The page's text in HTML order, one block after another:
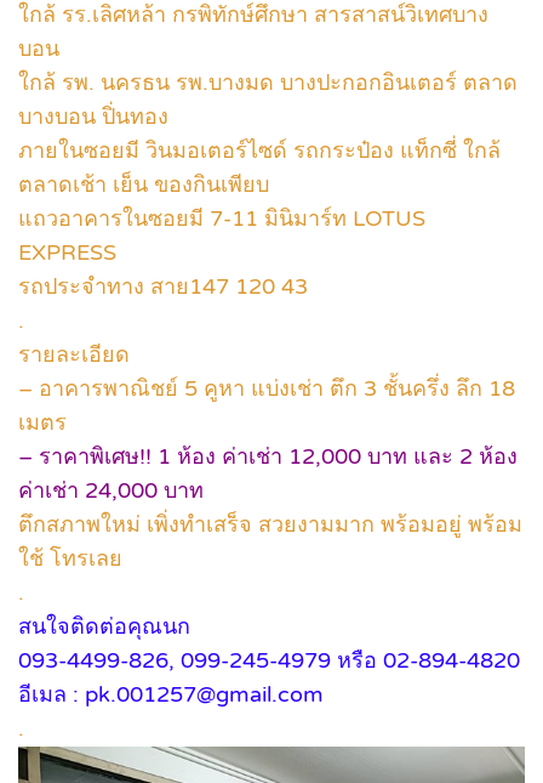
ใกล้ รร.เลิศหล้า กรพิทักษ์ศึกษา สารสาสน์วิเทศบาง
บอน
ใกล้ รพ. นครธน รพ.บางมด บางปะกอกอินเตอร์ ตลาด
บางบอน ปิ่นทอง
ภายในซอยมี วินมอเตอร์ไซด์ รถกระป๋อง แท็กซี่ ใกล้
ตลาดเช้า เย็น ของกินเพียบ
แถวอาคารในซอยมี 7-11 มินิมาร์ท LOTUS
EXPRESS
รถประจำทาง สาย147 120 43
.
รายละเอียด
– อาคารพาณิชย์ 5 คูหา แบ่งเช่า ตึก 3 ชั้นครึ่ง ลึก 18
เมตร
– ราคาพิเศษ!! 1 ห้อง ค่าเช่า 12,000 บาท และ 2 ห้อง
ค่าเช่า 24,000 บาท
ตึกสภาพใหม่ เพิ่งทำเสร็จ สวยงามมาก พร้อมอยู่ พร้อม
ใช้ โทรเลย
.
สนใจติดต่อคุณนก
093-4499-826, 099-245-4979 หรือ 02-894-4820
อีเมล : pk.001257@gmail.com
.